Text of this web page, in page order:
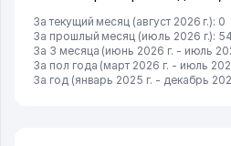
За текущий месяц (август 2026 г.): 0
За прошлый месяц (июль 2026 г.): 54
За 3 месяца (июнь 2026 г. - июль
За пол года (март 2026 г. - июль
За год (январь 2025 г. - декабрь